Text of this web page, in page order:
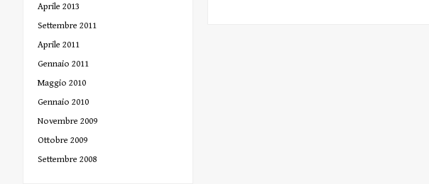
Aprile 2013
Settembre 2011
Aprile 2011
Gennaio 2011
Maggio 2010
Gennaio 2010
Novembre 2009
Ottobre 2009
Settembre 2008